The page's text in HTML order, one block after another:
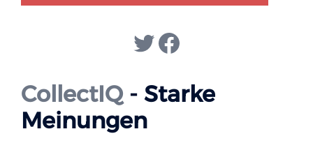
Twitter
Facebook
CollectIQ- Starke
Meinungen